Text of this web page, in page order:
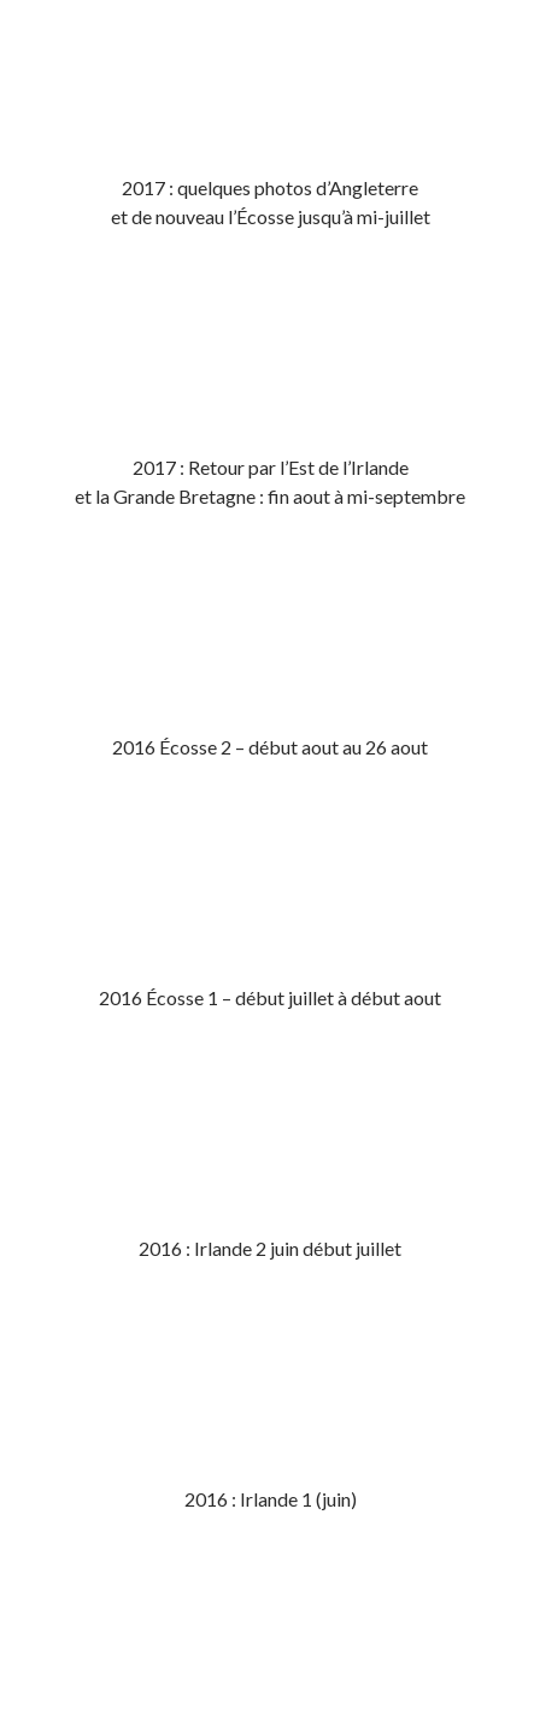
2017 : quelques photos d’Angleterre
et de nouveau l’Écosse jusqu’à mi-juillet
2017 : Retour par l’Est de l’Irlande
et la Grande Bretagne : fin aout à mi-septembre
2016 Écosse 2 – début aout au 26 aout
2016 Écosse 1 – début juillet à début aout
2016 : Irlande 2 juin début juillet
2016 : Irlande 1 (juin)